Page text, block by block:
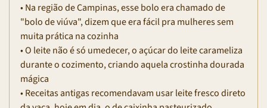
• Na região de Campinas, esse bolo era chamado de
"bolo de viúva", dizem que era fácil pra mulheres sem
muita prática na cozinha
• O leite não é só umedecer, o açúcar do leite carameliza
durante o cozimento, criando aquela crostinha dourada
mágica
• Receitas antigas recomendavam usar leite fresco direto